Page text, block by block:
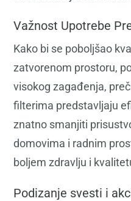
Važnost Upotrebe
Kako bi se poboljšao
zatvorenom prostoru,
visokog zagađenja,
filterima predstavljaju
znatno smanjiti
domovima i radnim
boljem zdravlju i
Podizanje svesti i